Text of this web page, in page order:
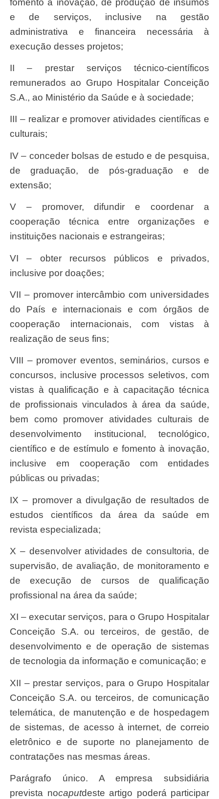
e de serviços, inclusive na gestão
administrativa e financeira necessária à
execução desses projetos;
II – prestar serviços técnico-científicos
remunerados ao Grupo Hospitalar Conceição
S.A., ao Ministério da Saúde e à sociedade;
III – realizar e promover atividades científicas e
culturais;
IV – conceder bolsas de estudo e de pesquisa,
de graduação, de pós-graduação e de
extensão;
V – promover, difundir e coordenar a
cooperação técnica entre organizações e
instituições nacionais e estrangeiras;
VI – obter recursos públicos e privados,
inclusive por doações;
VII – promover intercâmbio com universidades
do País e internacionais e com órgãos de
cooperação internacionais, com vistas à
realização de seus fins;
VIII – promover eventos, seminários, cursos e
concursos, inclusive processos seletivos, com
vistas à qualificação e à capacitação técnica
de profissionais vinculados à área da saúde,
bem como promover atividades culturais de
desenvolvimento institucional, tecnológico,
científico e de estímulo e fomento à inovação,
inclusive em cooperação com entidades
públicas ou privadas;
IX – promover a divulgação de resultados de
estudos científicos da área da saúde em
revista especializada;
X – desenvolver atividades de consultoria, de
supervisão, de avaliação, de monitoramento e
de execução de cursos de qualificação
profissional na área da saúde;
XI – executar serviços, para o Grupo Hospitalar
Conceição S.A. ou terceiros, de gestão, de
desenvolvimento e de operação de sistemas
de tecnologia da informação e comunicação; e
XII – prestar serviços, para o Grupo Hospitalar
Conceição S.A. ou terceiros, de comunicação
telemática, de manutenção e de hospedagem
de sistemas, de acesso à internet, de correio
eletrônico e de suporte no planejamento de
contratações nas mesmas áreas.
Parágrafo único. A empresa subsidiária
prevista nocaputdeste artigo poderá participar